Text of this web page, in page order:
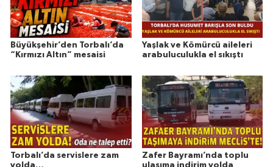
Büyükşehir’den Torbalı’da
“Kırmızı Altın” mesaisi
Yaşlak ve Kömürcü aileleri
arabuluculukla el sıkıştı
Torbalı’da servislere zam
yolda…
Zafer Bayramı’nda toplu
ulaşıma indirim yolda